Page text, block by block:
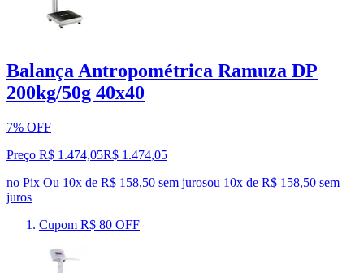
Balança Antropométrica Ramuza DP
200kg/50g 40x40
7% OFF
Preço R$ 1.474,05R$ 1.474,05
no Pix Ou 10x de R$ 158,50 sem jurosou 10x de R$ 158,50 sem
juros
Cupom R$ 80 OFF